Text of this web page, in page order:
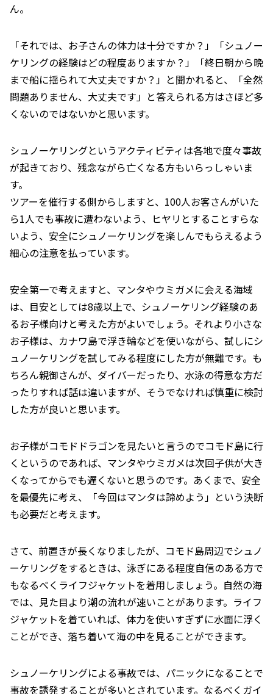
ん。
「それでは、お子さんの体力は十分ですか？」「シュノー
ケリングの経験はどの程度ありますか？」「終日朝から晩
まで船に揺られて大丈夫ですか？」と聞かれると、「全然
問題ありません、大丈夫です」と答えられる方はさほど多
くないのではないかと思います。
シュノーケリングというアクティビティは各地で度々事故
が起きており、残念ながら亡くなる方もいらっしゃいま
す。
ツアーを催行する側からしますと、100人お客さんがいた
ら1人でも事故に遭わないよう、ヒヤリとすることすらな
いよう、安全にシュノーケリングを楽しんでもらえるよう
細心の注意を払っています。
安全第一で考えますと、マンタやウミガメに会える海域
は、目安としては8歳以上で、シュノーケリング経験のあ
るお子様向けと考えた方がよいでしょう。それより小さな
お子様は、カナワ島で浮き輪などを使いながら、試しにシ
ュノーケリングを試してみる程度にした方が無難です。も
ちろん親御さんが、ダイバーだったり、水泳の得意な方だ
ったりすれば話は違いますが、そうでなければ慎重に検討
した方が良いと思います。
お子様がコモドドラゴンを見たいと言うのでコモド島に行
くというのであれば、マンタやウミガメは次回子供が大き
くなってからでも遅くないと思うのです。あくまで、安全
を最優先に考え、「今回はマンタは諦めよう」という決断
も必要だと考えます。
さて、前置きが長くなりましたが、コモド島周辺でシュノ
ーケリングをするときは、泳ぎにある程度自信のある方で
もなるべくライフジャケットを着用しましょう。自然の海
では、見た目より潮の流れが速いことがあります。ライフ
ジャケットを着ていれば、体力を使いすぎずに水面に浮く
ことができ、落ち着いて海の中を見ることができます。
シュノーケリングによる事故では、パニックになることで
事故を誘発することが多いとされています。なるべくガイ